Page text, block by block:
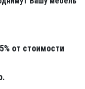
от стоимости